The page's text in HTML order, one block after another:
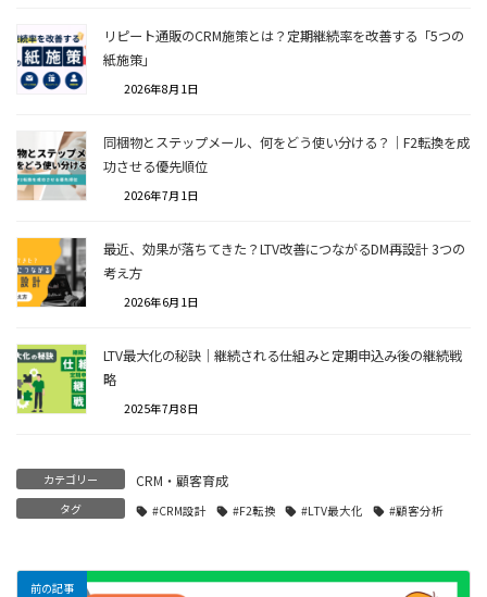
リピート通販のCRM施策とは？定期継続率を改善する「5つの
紙施策」
2026年8月1日
同梱物とステップメール、何をどう使い分ける？｜F2転換を成
功させる優先順位
2026年7月1日
最近、効果が落ちてきた？LTV改善につながるDM再設計 3つの
考え方
2026年6月1日
LTV最大化の秘訣｜継続される仕組みと定期申込み後の継続戦
略
2025年7月8日
カテゴリー CRM・顧客育成
タグ #CRM設計 #F2転換 #LTV最大化 #顧客分析
前の記事